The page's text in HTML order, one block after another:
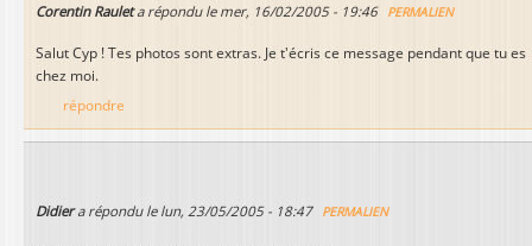
Corentin Rauleta répondu le mer, 16/02/2005 - 19:46 PERMALIEN
Salut Cyp ! Tes photos sont extras. Je t'écris ce message pendant que tu es
chez moi.
répondre
Didiera répondu le lun, 23/05/2005 - 18:47 PERMALIEN